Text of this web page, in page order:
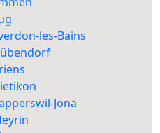
les-Bains
Jona